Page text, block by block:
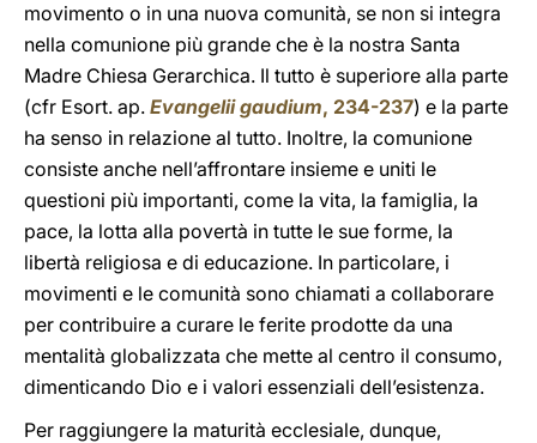
movimento o in una nuova comunità, se non si integra
nella comunione più grande che è la nostra Santa
Madre Chiesa Gerarchica. Il tutto è superiore alla parte
(cfr Esort. ap. Evangelii gaudium, 234-237) e la parte
ha senso in relazione al tutto. Inoltre, la comunione
consiste anche nell’affrontare insieme e uniti le
questioni più importanti, come la vita, la famiglia, la
pace, la lotta alla povertà in tutte le sue forme, la
libertà religiosa e di educazione. In particolare, i
movimenti e le comunità sono chiamati a collaborare
per contribuire a curare le ferite prodotte da una
mentalità globalizzata che mette al centro il consumo,
dimenticando Dio e i valori essenziali dell’esistenza.
Per raggiungere la maturità ecclesiale, dunque,